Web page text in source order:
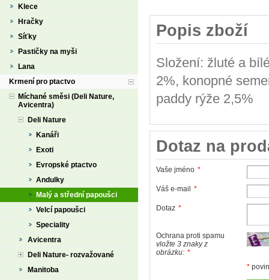
Popis zboží
Složení: žluté a
2%, konopné
paddy rýže 2,5%
Dotaz na
Vaše jméno *
Váš e-mail *
Dotaz *
Ochrana proti spamu
vložte 3 znaky z
obrázku: *
*
Klece
Hračky
Síťky
Pastičky na myši
Lana
Krmení pro ptactvo
Míchané směsi (Deli Nature,
Avicentra)
Deli Nature
Kanáři
Exoti
Evropské ptactvo
Andulky
Malý a střední papoušci
Velcí papoušci
Speciality
Avicentra
Deli Nature- rozvažované
Manitoba